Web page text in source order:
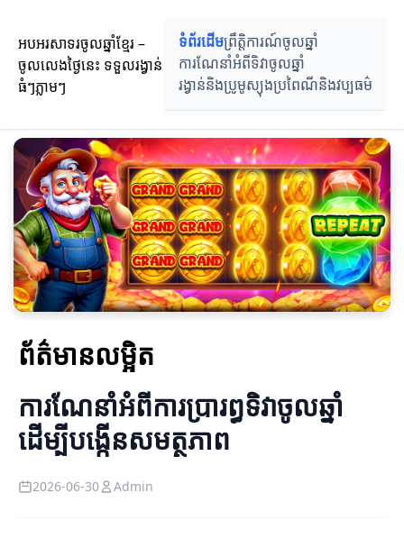
អបអរសាទរចូលឆ្នាំខ្មែរ –
ចូលលេងថ្ងៃនេះ ទទួលរង្វាន់
ធំៗភ្លាមៗ
ទំព័រដើមព្រឹត្តិការណ៍ចូលឆ្នាំ
ការណែនាំអំពីទិវាចូលឆ្នាំ
រង្វាន់និងប្រូមូស្យុងប្រពៃណីនិងវប្បធម៌
ព័ត៌មានលម្អិត
ការណែនាំអំពីការប្រារព្ធទិវាចូលឆ្នាំ
ដើម្បីបង្កើនសមត្ថភាព
2026-06-30 Admin